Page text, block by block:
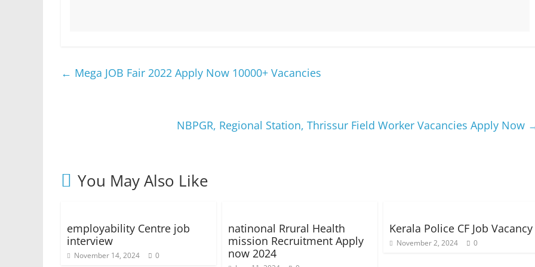
← Mega JOB Fair 2022 Apply Now 10000+ Vacancies
NBPGR, Regional Station, Thrissur Field Worker Vacancies Apply Now
You May Also Like
employability Centre job
interview
November 14, 2024 0
natinonal Rrural Health
mission Recruitment Apply
now 2024
Kerala Police CF Job Vacancy
November 2, 2024 0